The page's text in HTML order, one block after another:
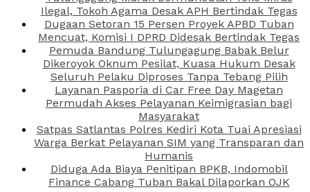
Ilegal, Tokoh Agama Desak APH Bertindak Tegas
Dugaan Setoran 15 Persen Proyek APBD Tuban
Mencuat, Komisi I DPRD Didesak Bertindak Tegas
Pemuda Bandung Tulungagung Babak Belur
Dikeroyok Oknum Pesilat, Kuasa Hukum Desak
Seluruh Pelaku Diproses Tanpa Tebang Pilih
Layanan Pasporia di Car Free Day Magetan
Permudah Akses Pelayanan Keimigrasian bagi
Masyarakat
Satpas Satlantas Polres Kediri Kota Tuai Apresiasi
Warga Berkat Pelayanan SIM yang Transparan dan
Humanis
Diduga Ada Biaya Penitipan BPKB, Indomobil
Finance Cabang Tuban Bakal Dilaporkan OJK